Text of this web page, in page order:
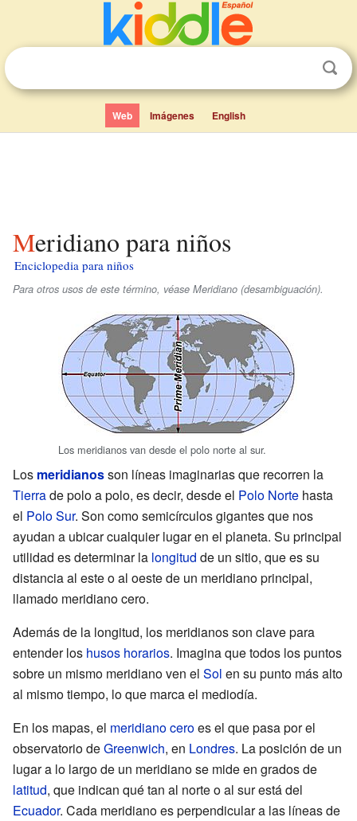
Web Imágenes English
Meridiano para niños
Enciclopedia para niños
Para otros usos de este término, véase Meridiano (desambiguación).
Los meridianos van desde el polo norte al sur.
Los meridianosson líneas imaginarias que recorren la
Tierrade polo a polo, es decir, desde el Polo Norte hasta
el Polo Sur. Son como semicírculos gigantes que nos
ayudan a ubicar cualquier lugar en el planeta. Su principal
utilidad es determinar la longitud de un sitio, que es su
distancia al este o al oeste de un meridiano principal,
llamado meridiano cero.
Además de la longitud, los meridianos son clave para
entender los husos horarios. Imagina que todos los puntos
sobre un mismo meridiano ven el Sol en su punto más alto
al mismo tiempo, lo que marca el mediodía.
En los mapas, el meridiano ceroes el que pasa por el
observatorio deGreenwich, en Londres. La posición de un
lugar a lo largo de un meridiano se mide en grados de
latitud, que indican qué tan al norte o al sur está del
Ecuador. Cada meridiano es perpendicular a las líneas de